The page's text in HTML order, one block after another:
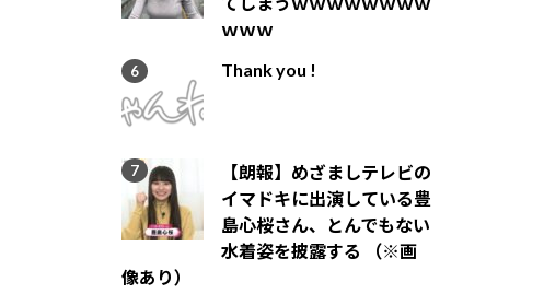
ｗｗｗ
Thank you !
【朗報】めざましテレビの
イマドキに出演している豊
島心桜さん、とんでもない
水着姿を披露する （※画
像あり）